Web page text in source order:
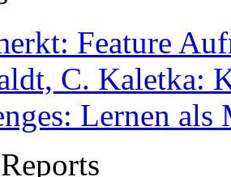
Feature
C. Kaletka:
Lernen als